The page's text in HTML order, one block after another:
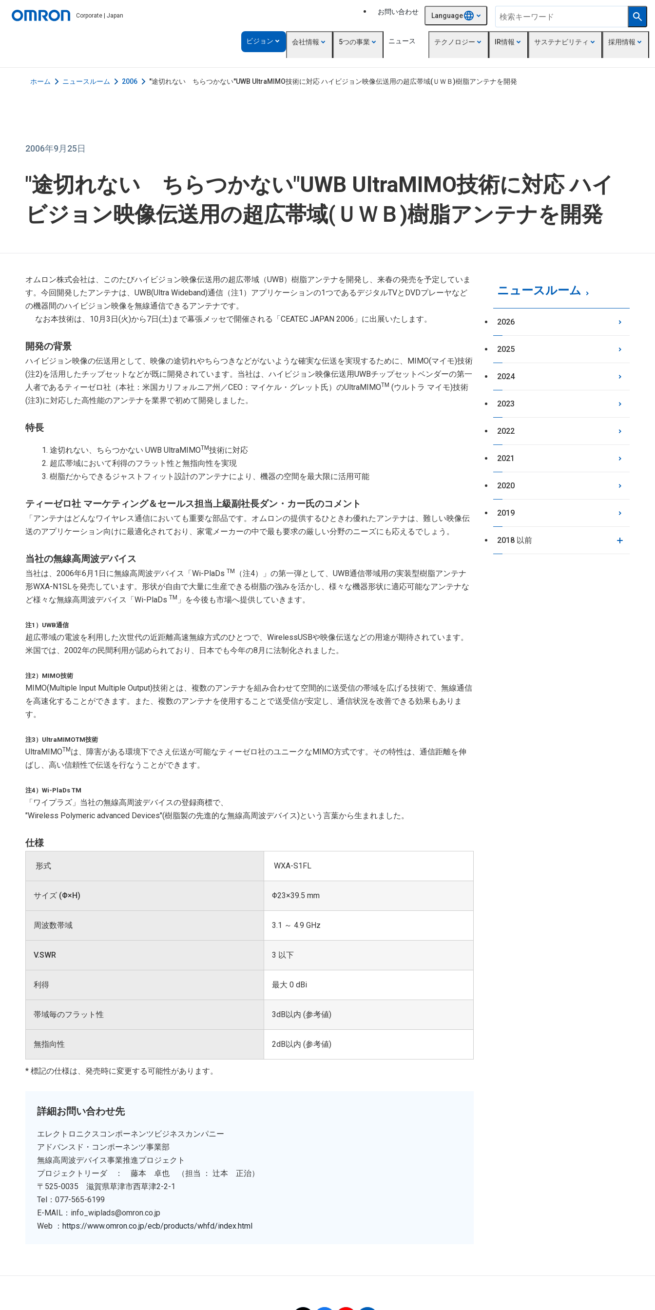
Corporate | Japan Language
ビジョン 会社情報 5つの事業 ニュース テクノロジー IR情報 サステナビリティ 採用情報
お問い合わせ
ホーム ニュースルーム 2006 "途切れない ちらつかない"UWB UltraMIMO技術に対応 ハイビジョン映像伝送用の超広帯域(ＵＷＢ)樹脂アンテナを開発
2006年9月25日
"途切れない ちらつかない"UWB UltraMIMO技術に対応 ハイ
ビジョン映像伝送用の超広帯域(ＵＷＢ)樹脂アンテナを開発
オムロン株式会社は、このたびハイビジョン映像伝送用の超広帯域（UWB）樹脂アンテナを開発し、来春の発売を予定していま
す。今回開発したアンテナは、UWB(Ultra Wideband)通信（注1）アプリケーションの1つであるデジタルTVとDVDプレーヤなど
の機器間のハイビジョン映像を無線通信できるアンテナです。
なお本技術は、10月3日(火)から7日(土)まで幕張メッセで開催される「CEATEC JAPAN 2006」に出展いたします。
開発の背景
ハイビジョン映像の伝送用として、映像の途切れやちらつきなどがないような確実な伝送を実現するために、MIMO(マイモ)技術
(注2)を活用したチップセットなどが既に開発されています。当社は、ハイビジョン映像伝送用UWBチップセットベンダーの第一
人者であるティーゼロ社（本社：米国カリフォルニア州／CEO：マイケル・グレット氏）のUltraMIMOTM (ウルトラ マイモ)技術
(注3)に対応した高性能のアンテナを業界で初めて開発しました。
特長
途切れない、ちらつかない UWB UltraMIMOTM技術に対応
超広帯域において利得のフラット性と無指向性を実現
樹脂だからできるジャストフィット設計のアンテナにより、機器の空間を最大限に活用可能
ティーゼロ社 マーケティング＆セールス担当上級副社長ダン・カー氏のコメント
「アンテナはどんなワイヤレス通信においても重要な部品です。オムロンの提供するひときわ優れたアンテナは、難しい映像伝
送のアプリケーション向けに最適化されており、家電メーカーの中で最も要求の厳しい分野のニーズにも応えるでしょう。
当社の無線高周波デバイス
当社は、2006年6月1日に無線高周波デバイス「Wi-PlaDs TM
（注4）」の第一弾として、UWB通信帯域用の実装型樹脂アンテナ
形WXA-N1SLを発売しています。形状が自由で大量に生産できる樹脂の強みを活かし、様々な機器形状に適応可能なアンテナな
ど様々な無線高周波デバイス「Wi-PlaDs TM 」を今後も市場へ提供していきます。
注1）UWB通信
超広帯域の電波を利用した次世代の近距離高速無線方式のひとつで、WirelessUSBや映像伝送などの用途が期待されています。
米国では、2002年の民間利用が認められており、日本でも今年の8月に法制化されました。
注2）MIMO技術
MIMO(Multiple Input Multiple Output)技術とは、複数のアンテナを組み合わせて空間的に送受信の帯域を広げる技術で、無線通信
を高速化することができます。また、複数のアンテナを使用することで送受信が安定し、通信状況を改善できる効果もありま
す。
注3）UltraMIMOTM技術
UltraMIMOTM は、障害がある環境下でさえ伝送が可能なティーゼロ社のユニークなMIMO方式です。その特性は、通信距離を伸
ばし、高い信頼性で伝送を行なうことができます。
注4）Wi-PlaDs TM
「ワイプラズ」当社の無線高周波デバイスの登録商標で、
"Wireless Polymeric advanced Devices"(樹脂製の先進的な無線高周波デバイス)という言葉から生まれました。
仕様
形式 WXA-S1FL
サイズ (Φ×H) Φ23×39.5 mm
周波数帯域 3.1 ～ 4.9 GHz
V.SWR 3 以下
利得 最大 0 dBi
帯域毎のフラット性 3dB以内 (参考値)
無指向性 2dB以内 (参考値)
* 標記の仕様は、発売時に変更する可能性があります。
詳細お問い合わせ先
エレクトロニクスコンポーネンツビジネスカンパニー
アドバンスド・コンポーネンツ事業部
無線高周波デバイス事業推進プロジェクト
プロジェクトリーダ ： 藤本 卓也 （担当 ： 辻本 正治）
〒525-0035 滋賀県草津市西草津2-2-1
Tel：077-565-6199
E-MAIL：info_wiplads@omron.co.jp
Web ： https://www.omron.co.jp/ecb/products/whfd/index.html
ニュースルーム
2026
2025
2024
2023
2022
2021
2020
2019
2018 以前